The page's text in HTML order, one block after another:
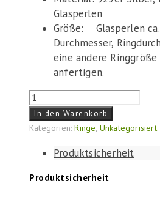
Glasperlen
Größe: Glasperlen
Durchmesser,
eine andere
anfertigen.
Ring
"Türkis-
Weiß"
In den Warenkorb
Kategorien:Ringe, Unkategorisiert
Produktsicherheit
Produktsicherheit